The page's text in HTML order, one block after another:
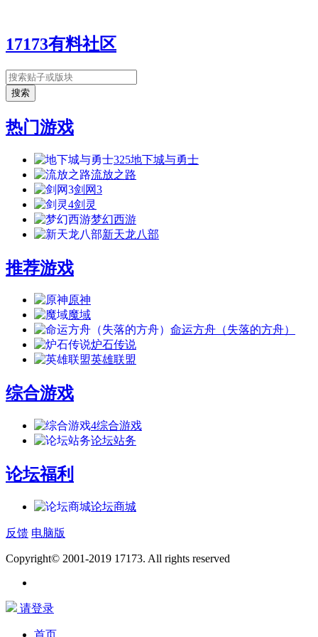
17173有料社区
热门游戏
325地下城与勇士
流放之路
剑网3
4剑灵
梦幻西游
新天龙八部
推荐游戏
原神
魔域
命运方舟（失落的方舟）
炉石传说
英雄联盟
综合游戏
4综合游戏
论坛站务
论坛福利
论坛商城
反馈 电脑版
Copyright© 2001-2019 17173. All rights reserved
请登录
首页